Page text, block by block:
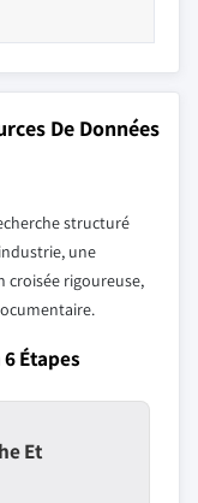
De Données
structuré
une
rigoureuse,
Étapes
Et